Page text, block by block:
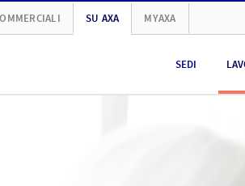
SU AXA MYAXA
SEDI